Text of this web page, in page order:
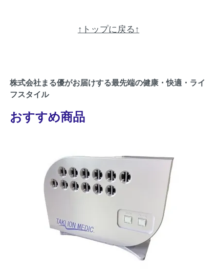
↑トップに戻る↑
株式会社まる優がお届けする最先端の健康・快適・ライ
フスタイル
おすすめ商品